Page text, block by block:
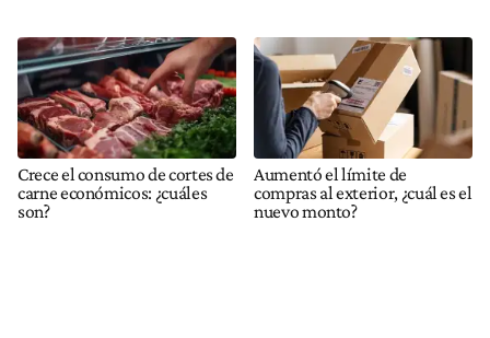
Crece el consumo de cortes de
carne económicos: ¿cuáles
son?
Aumentó el límite de
compras al exterior, ¿cuál es el
nuevo monto?